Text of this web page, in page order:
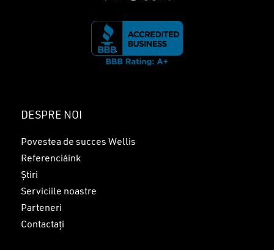
GO TO SHOP
DESPRE NOI
Povestea de succes Wellis
Referenciáink
Știri
Serviciile noastre
Parteneri
Contactați